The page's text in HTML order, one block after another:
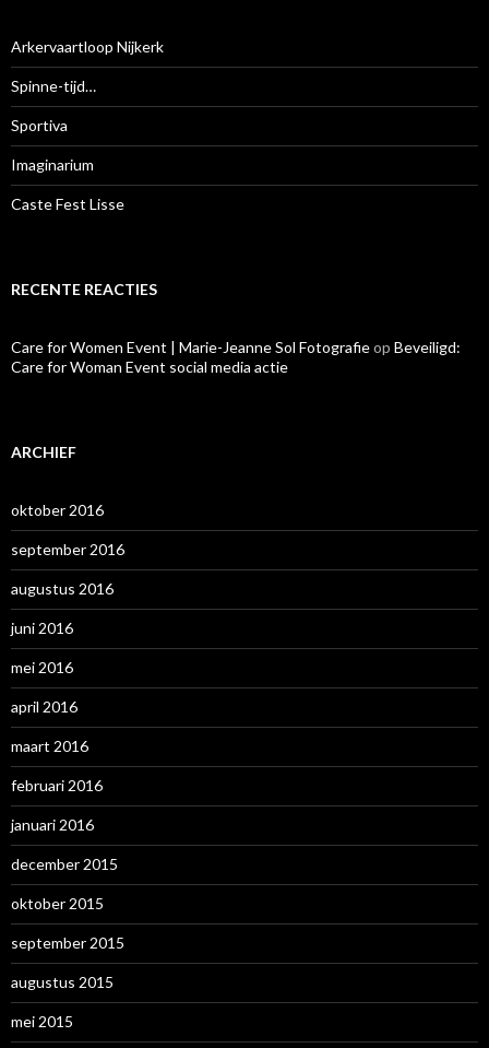
a
a
r
:
Arkervaartloop Nijkerk
Spinne-tijd…
Sportiva
Imaginarium
Caste Fest Lisse
RECENTE REACTIES
Care for Women Event | Marie-Jeanne Sol Fotografieop Beveiligd:
Care for Woman Event social media actie
ARCHIEF
oktober 2016
september 2016
augustus 2016
juni 2016
mei 2016
april 2016
maart 2016
februari 2016
januari 2016
december 2015
oktober 2015
september 2015
augustus 2015
mei 2015